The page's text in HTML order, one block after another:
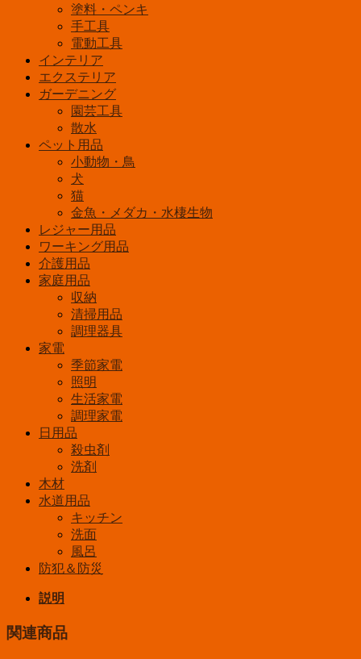
塗料・ペンキ
手工具
電動工具
インテリア
エクステリア
ガーデニング
園芸工具
散水
ペット用品
小動物・鳥
犬
猫
金魚・メダカ・水棲生物
レジャー用品
ワーキング用品
介護用品
家庭用品
収納
清掃用品
調理器具
家電
季節家電
照明
生活家電
調理家電
日用品
殺虫剤
洗剤
木材
水道用品
キッチン
洗面
風呂
防犯＆防災
説明
関連商品